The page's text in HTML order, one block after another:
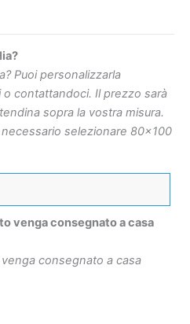
Puoi personalizzarla
contattandoci. Il prezzo sarà
sopra la vostra misura.
selezionare 80×100
venga consegnato a casa
consegnato a casa